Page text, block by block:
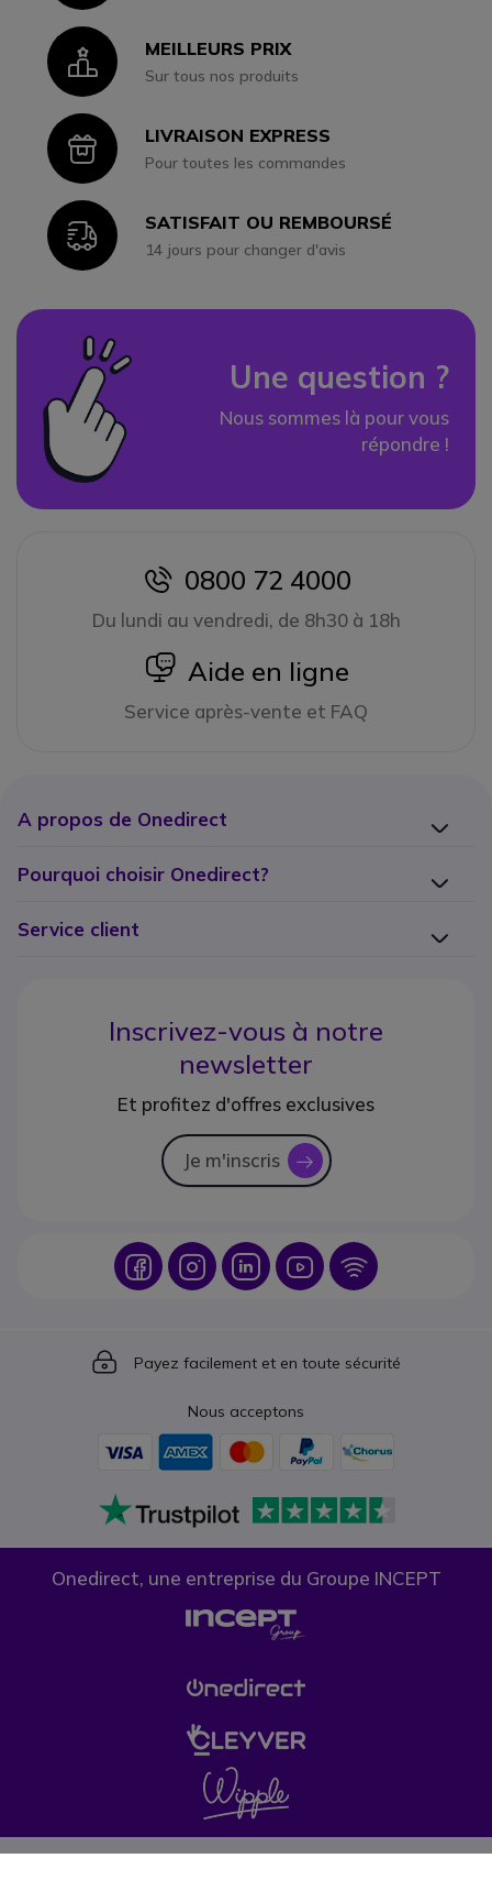
IconMEILLEURS PRIX
Sur tous nos produits
IconLIVRAISON EXPRESS
Pour toutes les commandes
IconSATISFAIT OU REMBOURSÉ
14 jours pour changer d'avis
Une question ?
Nous sommes là pour vous
répondre !
icon
0800 72 4000
Du lundi au vendredi, de 8h30 à 18h
icon
Aide en ligne
Service après-vente et FAQ
A propos de Onedirect
Pourquoi choisir Onedirect?
Service client
Inscrivez-vous à notre
newsletter
Et profitez d'offres exclusives
Je m'inscris icon
Icon IconIcon Icon Icon
Icon
Payez facilement et en toute sécurité
Nous acceptons
Onedirect, une entreprise du Groupe INCEPT